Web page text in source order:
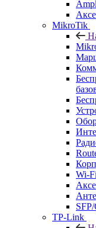
MikroTik
Wi-
TP-Link